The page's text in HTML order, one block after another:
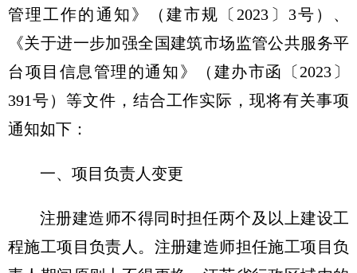
管理工作的通知》（建市规〔2023〕3号）、
《关于进一步加强全国建筑市场监管公共服务平
台项目信息管理的通知》（建办市函〔2023〕
391号）等文件，结合工作实际，现将有关事项
通知如下：
一、项目负责人变更
注册建造师不得同时担任两个及以上建设工
程施工项目负责人。注册建造师担任施工项目负